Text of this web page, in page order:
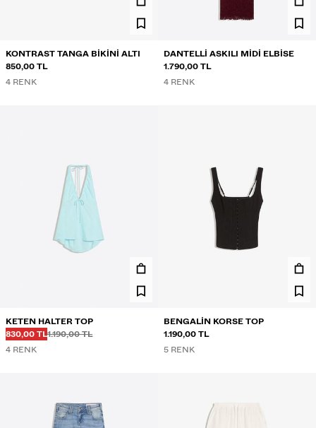
KONTRAST TANGA BIKINI ALTI
850,00 TL
4 RENK
DANTELLI ASKILI MIDI ELBISE
1.790,00 TL
4 RENK
KETEN HALTER TOP
İNDIRIMLI FIYAT
830,00 TLÖnce
1.190,00 TL
Önce
4 RENK
BENGALIN KORSE TOP
1.190,00 TL
5 RENK